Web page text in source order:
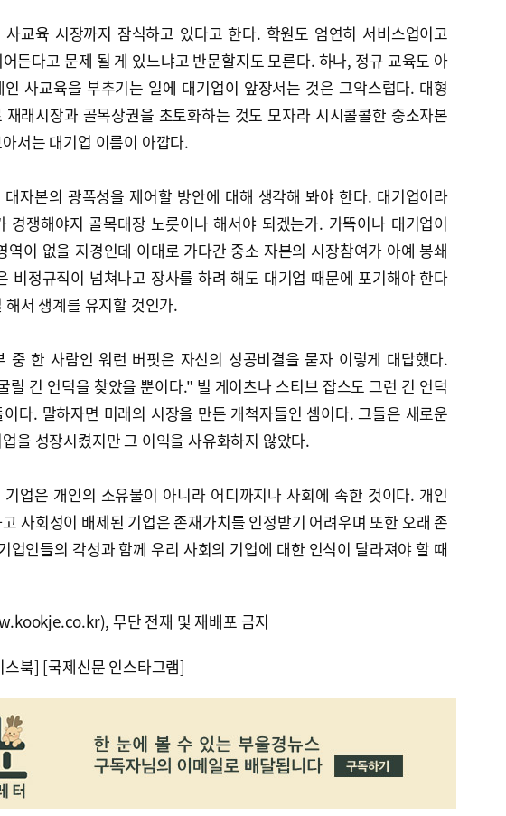
사교육 시장까지 잠식하고 있다고 한다. 학원도 엄연히 서비스업이고
든다고 문제 될 게 있느냐고 반문할지도 모른다. 하나, 정규 교육도 아
사교육을 부추기는 일에 대기업이 앞장서는 것은 그악스럽다. 대형
재래시장과 골목상권을 초토화하는 것도 모자라 시시콜콜한 중소자본
서는 대기업 이름이 아깝다.
대자본의 광폭성을 제어할 방안에 대해 생각해 봐야 한다. 대기업이라
경쟁해야지 골목대장 노릇이나 해서야 되겠는가. 가뜩이나 대기업이
역이 없을 지경인데 이대로 가다간 중소 자본의 시장참여가 아예 봉쇄
비정규직이 넘쳐나고 장사를 하려 해도 대기업 때문에 포기해야 한다
해서 생계를 유지할 것인가.
중 한 사람인 워런 버핏은 자신의 성공비결을 묻자 이렇게 대답했다.
릴 긴 언덕을 찾았을 뿐이다." 빌 게이츠나 스티브 잡스도 그런 긴 언덕
다. 말하자면 미래의 시장을 만든 개척자들인 셈이다. 그들은 새로운
을 성장시켰지만 그 이익을 사유화하지 않았다.
업은 개인의 소유물이 아니라 어디까지나 사회에 속한 것이다. 개인
사회성이 배제된 기업은 존재가치를 인정받기 어려우며 또한 오래 존
업인들의 각성과 함께 우리 사회의 기업에 대한 인식이 달라져야 할 때
무단 전재 및 재배포 금지
스북] [국제신문 인스타그램]